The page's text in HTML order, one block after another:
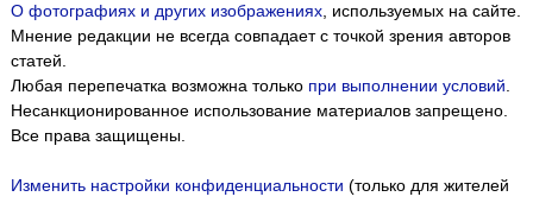
О фотографиях и других изображениях, используемых на сайте.
Мнение редакции не всегда совпадает с точкой зрения авторов
статей.
Любая перепечатка возможна только при выполнении условий.
Несанкционированное использование материалов запрещено.
Все права защищены.
Изменить настройки конфиденциальности (только для жителей